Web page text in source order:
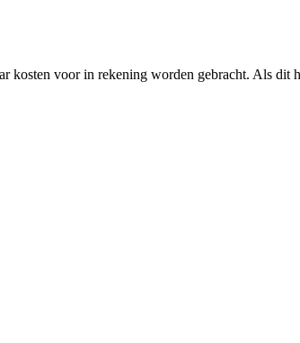
kosten voor in rekening worden gebracht. Als dit